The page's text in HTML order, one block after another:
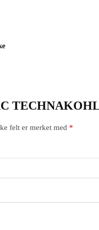
felt er merket med *